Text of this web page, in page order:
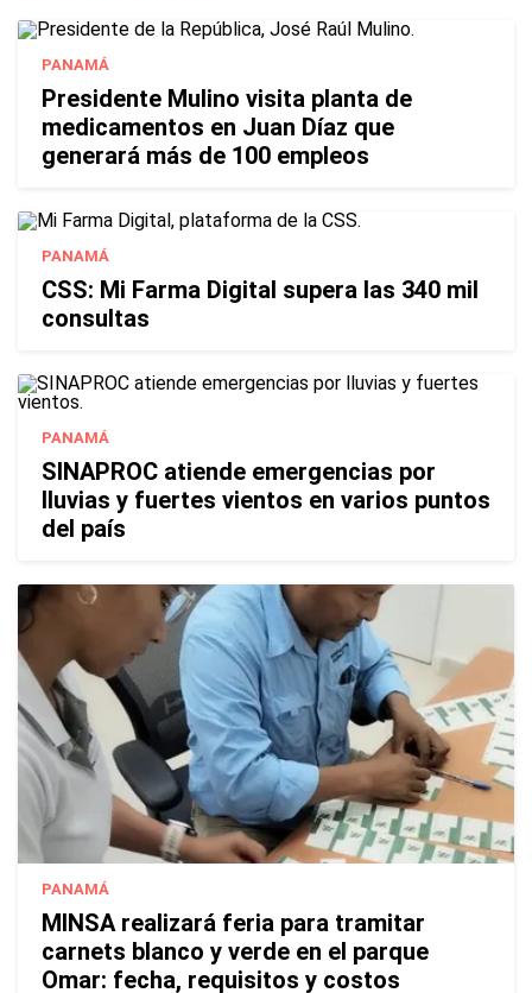
PANAMÁ
Presidente Mulino visita planta de
medicamentos en Juan Díaz que
generará más de 100 empleos
PANAMÁ
CSS: Mi Farma Digital supera las 340 mil
consultas
PANAMÁ
SINAPROC atiende emergencias por
lluvias y fuertes vientos en varios puntos
del país
PANAMÁ
MINSA realizará feria para tramitar
carnets blanco y verde en el parque
Omar: fecha, requisitos y costos